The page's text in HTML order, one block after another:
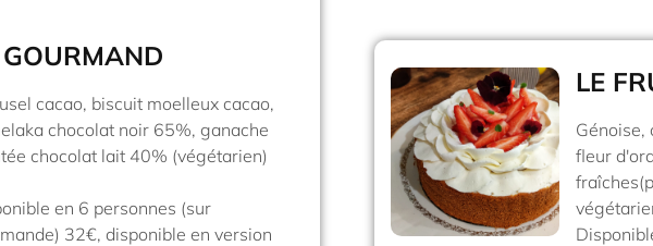
GOURMAND
cacao, biscuit moelleux cacao,
chocolat noir 65%, ganache
chocolat lait 40% (végétarien)
en 6 personnes (sur
32€, disponible en version
LE
Génoise,
fleur